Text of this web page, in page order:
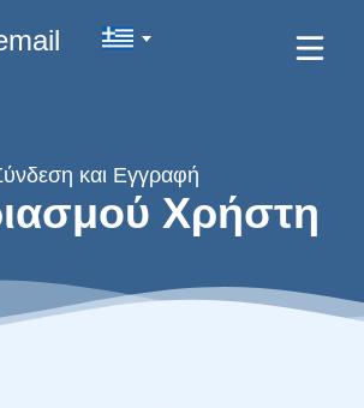
και Εγγραφή
Χρήστη